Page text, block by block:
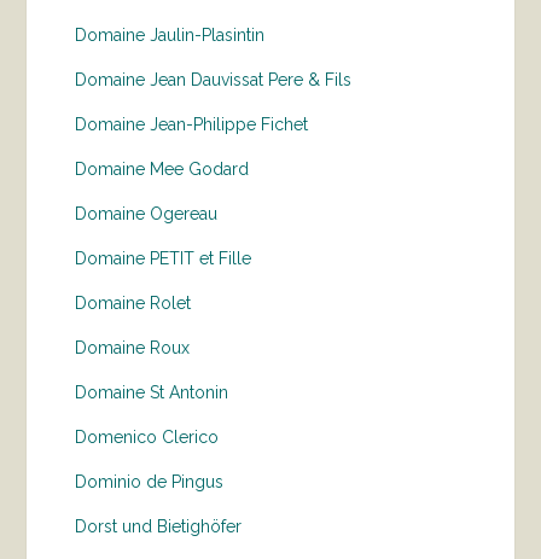
Domaine Jaulin-Plasintin
Domaine Jean Dauvissat Pere & Fils
Domaine Jean-Philippe Fichet
Domaine Mee Godard
Domaine Ogereau
Domaine PETIT et Fille
Domaine Rolet
Domaine Roux
Domaine St Antonin
Domenico Clerico
Dominio de Pingus
Dorst und Bietighöfer